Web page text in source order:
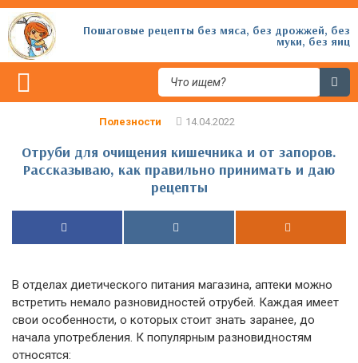
Пошаговые рецепты без мяса, без дрожжей, без
муки, без яиц
Полезности
Отруби для очищения кишечника и от запоров.
Рассказываю, как правильно принимать и даю
рецепты
В отделах диетического питания магазина, аптеки можно
встретить немало разновидностей отрубей. Каждая имеет
свои особенности, о которых стоит знать заранее, до
начала употребления. К популярным разновидностям
относятся: